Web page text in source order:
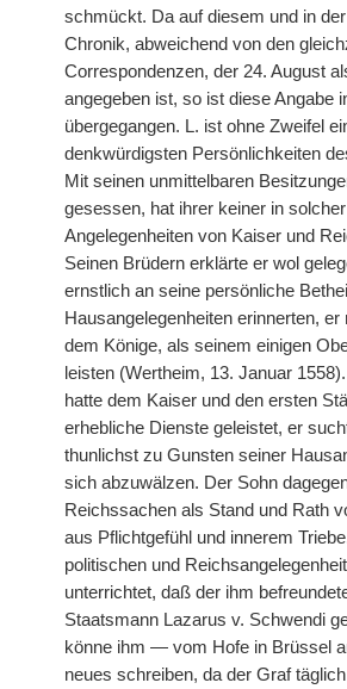
schmückt. Da auf diesem und in
Chronik, abweichend von den
Correspondenzen, der 24. August
angegeben ist, so ist diese Angabe
übergegangen. L. ist ohne Zweifel
denkwürdigsten Persönlichkeiten
Mit seinen unmittelbaren
gesessen, hat ihrer keiner in
Angelegenheiten von Kaiser und
Seinen Brüdern erklärte er wol
ernstlich an seine persönliche
Hausangelegenheiten erinnerten,
dem Könige, als seinem einigen
leisten (Wertheim, 13. Januar
hatte dem Kaiser und den ersten
erhebliche Dienste geleistet, er
thunlichst zu Gunsten seiner
sich abzuwälzen. Der Sohn
Reichssachen als Stand und Rath
aus Pflichtgefühl und innerem
politischen und
unterrichtet, daß der ihm
Staatsmann Lazarus v. Schwendi
könne ihm — vom Hofe in Brüssel
neues schreiben, da der Graf